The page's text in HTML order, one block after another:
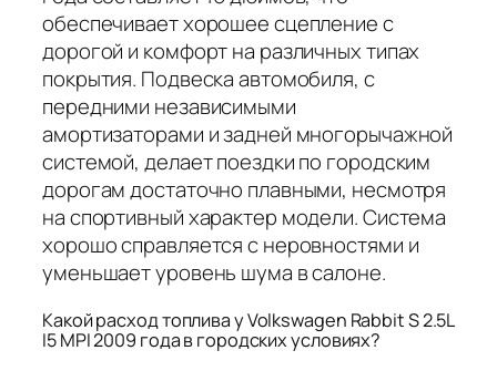
обеспечивает хорошее сцепление с
дорогой и комфорт на различных типах
покрытия. Подвеска автомобиля, с
передними независимыми
амортизаторами и задней многорычажной
системой, делает поездки по городским
дорогам достаточно плавными, несмотря
на спортивный характер модели. Система
хорошо справляется с неровностями и
уменьшает уровень шума в салоне.
Какой расход топлива у Volkswagen Rabbit S 2.5L
I5 MPI 2009 года в городских условиях?